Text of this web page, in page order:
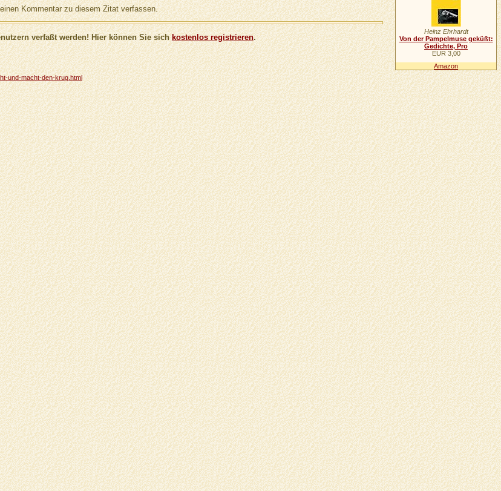
Kommentar zu diesem Zitat verfassen.
verfaßt werden! Hier können Sie sichkostenlos registrieren.
und-macht-den-krug.html
Heinz Ehrhardt
Von der Pampelmuse geküßt:
Gedichte, Pro
EUR 3,00
Amazon